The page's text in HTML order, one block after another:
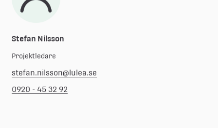
Stefan Nilsson
Projektledare
stefan.nilsson@lulea.se
0920 - 45 32 92